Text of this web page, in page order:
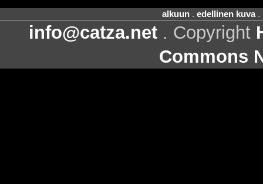
alkuun. edellinen kuva.
info@catza.net . Copyright
Commons